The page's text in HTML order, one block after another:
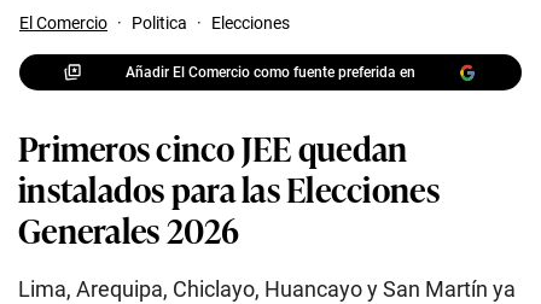
El Comercio · Politica · Elecciones
Añadir El Comercio como fuente preferida en
Primeros cinco JEE quedan
instalados para las Elecciones
Generales 2026
Lima, Arequipa, Chiclayo, Huancayo y San Martín ya